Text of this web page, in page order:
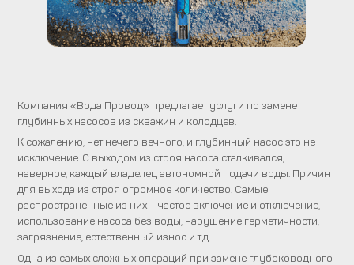
Компания «Вода Провод» предлагает услуги по замене
глубинных насосов из скважин и колодцев.
К сожалению, нет нечего вечного, и глубинный насос это не
исключение. С выходом из строя насоса сталкивался,
наверное, каждый владелец автономной подачи воды. Причин
для выхода из строя огромное количество. Самые
распространенные из них – частое включение и отключение,
использование насоса без воды, нарушение герметичности,
загрязнение, естественный износ и т.д.
Одна из самых сложных операций при замене глубоководного